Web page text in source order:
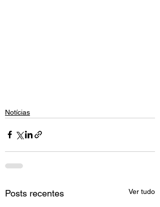
Notícias
Posts recentes Ver tudo